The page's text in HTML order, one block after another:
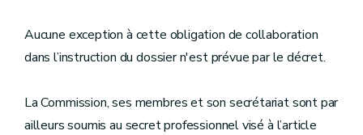
Aucune exception à cette obligation de collaboration
dans l’instruction du dossier n'est prévue par le décret.
La Commission, ses membres et son secrétariat sont par
ailleurs soumis au secret professionnel visé à l’article